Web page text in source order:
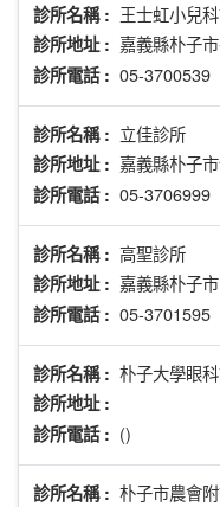
診所名稱 : 王士虹小兒
診所地址 : 嘉義縣朴子
診所電話 : 05-3700539
診所名稱 : 立佳診所
診所地址 : 嘉義縣朴子
診所電話 : 05-3706999
診所名稱 : 高聖診所
診所地址 : 嘉義縣朴子
診所電話 : 05-3701595
診所名稱 : 朴子大學眼
診所地址 :
診所電話 : ()
診所名稱 : 朴子市農會